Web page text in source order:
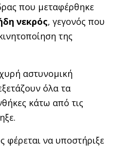
που μεταφέρθηκε
νεκρός, γεγονός που
της
αστυνομική
όλα τα
κάτω από τις
φέρεται να υποστήριξε